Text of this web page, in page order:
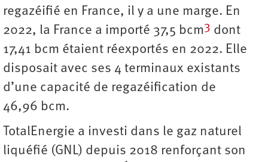
regazéifié en France, il y a une marge. En
2022, la France a importé 37,5 bcm3 dont
17,41 bcm étaient réexportés en 2022. Elle
disposait avec ses 4 terminaux existants
d’une capacité de regazéification de
46,96 bcm.
TotalEnergie a investi dans le gaz naturel
liquéfié (GNL) depuis 2018 renforçant son